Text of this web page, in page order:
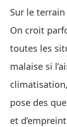
Sur le
On croit
toutes les
malaise si
pose des
et